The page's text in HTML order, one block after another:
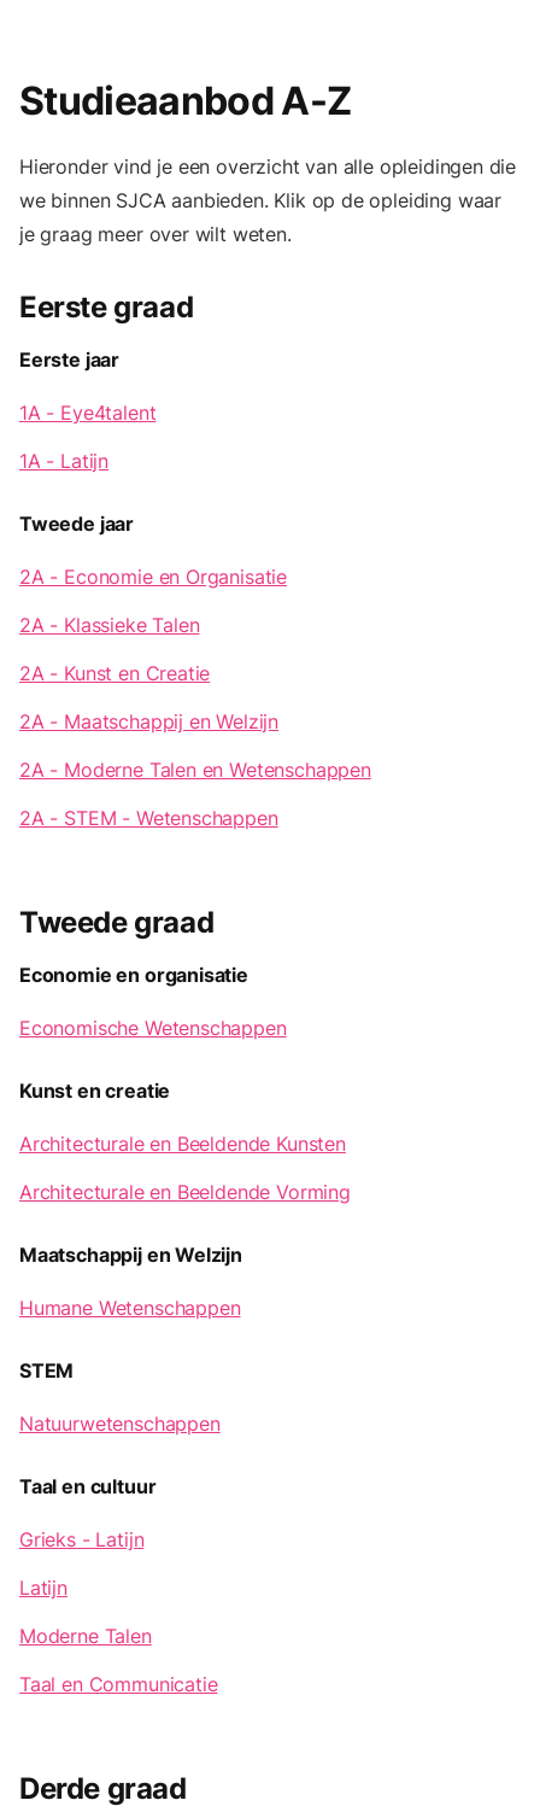
Studieaanbod A-Z
Hieronder vind je een overzicht van alle opleidingen die
we binnen SJCA aanbieden. Klik op de opleiding waar
je graag meer over wilt weten.
Eerste graad
Eerste jaar
1A - Eye4talent
1A - Latijn
Tweede jaar
2A - Economie en Organisatie
2A - Klassieke Talen
2A - Kunst en Creatie
2A - Maatschappij en Welzijn
2A - Moderne Talen en Wetenschappen
2A - STEM - Wetenschappen
Tweede graad
Economie en organisatie
Economische Wetenschappen
Kunst en creatie
Architecturale en Beeldende Kunsten
Architecturale en Beeldende Vorming
Maatschappij en Welzijn
Humane Wetenschappen
STEM
Natuurwetenschappen
Taal en cultuur
Grieks - Latijn
Latijn
Moderne Talen
Taal en Communicatie
Derde graad